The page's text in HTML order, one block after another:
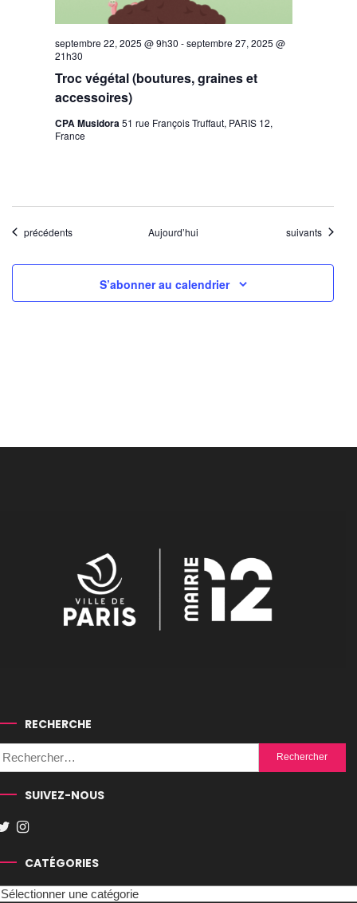
Troc végétal (boutures, graines et
accessoires)
septembre 22, 2025 @ 9h30 -septembre 27, 2025 @
21h30
CPA Musidora51 rue François Truffaut, PARIS 12,
France
Évènements
précédents Aujourd’hui Évènements
suivants
S’abonner au calendrier
RECHERCHE
Rechercher :
SUIVEZ-NOUS
CATÉGORIES